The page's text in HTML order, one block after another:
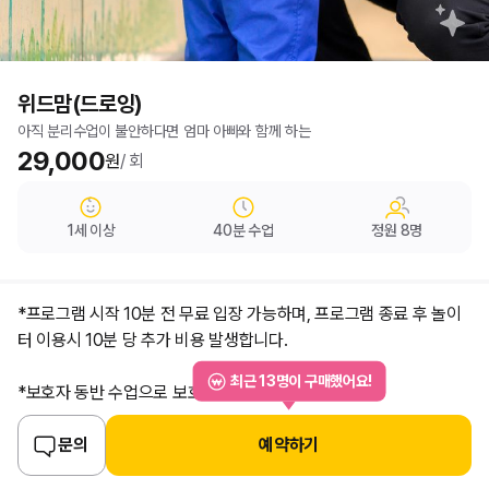
위드맘(드로잉)
아직 분리수업이 불안하다면 엄마 아빠와 함께 하는
가격 정보
29,000원/ 회
나이 제한
1세 이상
수업 시간
40분 수업
정원
정원 8명
*프로그램 시작 10분 전 무료 입장 가능하며, 프로그램 종료 후 놀이
터 이용시 10분 당 추가 비용 발생합니다.
*보호자 동반 수업으로 보호자 한 분 무료
*체험 활동시 물에 젖거나 물감이 묻을 수 있으므로 [ 여벌옷 ] 준비해
주시면 좋습니다.
문의 예약하기
최근13명이 구매했어요!